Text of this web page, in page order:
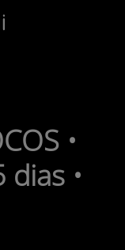
•
dias •